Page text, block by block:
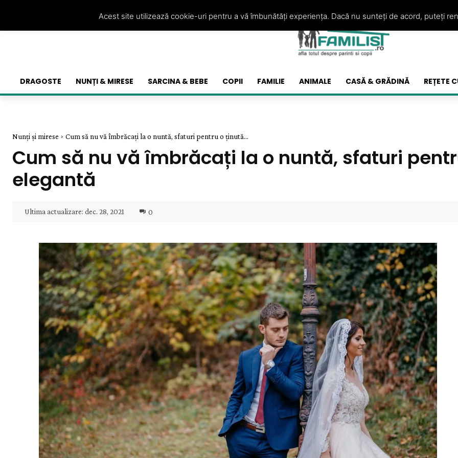
DRAGOSTE NUNȚI & MIRESE SARCINA & BEBE COPII FAMILIE ANIMALE CASĂ & GRĂDINĂ REȚETE
Nunți și mirese Cum să nu vă îmbrăcați la o nuntă, sfaturi pentru o ținută...
Cum să nu vă îmbrăcați la o nuntă, sfaturi
elegantă
Ultima actualizare: dec. 28, 2021 0
Acest site utilizează cookie-uri pentru a vă îmbunătăți experiența. Dacă nu sunteți de acord, puteți